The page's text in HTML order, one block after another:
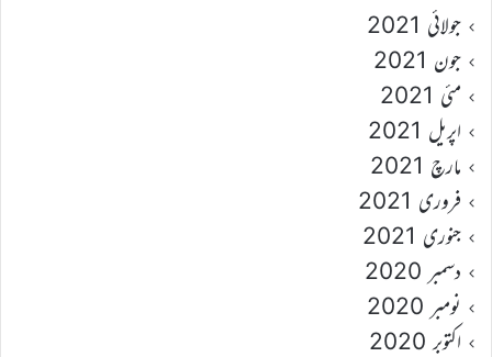
جولائی 2021
جون 2021
مئی 2021
اپریل 2021
مارچ 2021
فروری 2021
جنوری 2021
دسمبر 2020
نومبر 2020
اکتوبر 2020